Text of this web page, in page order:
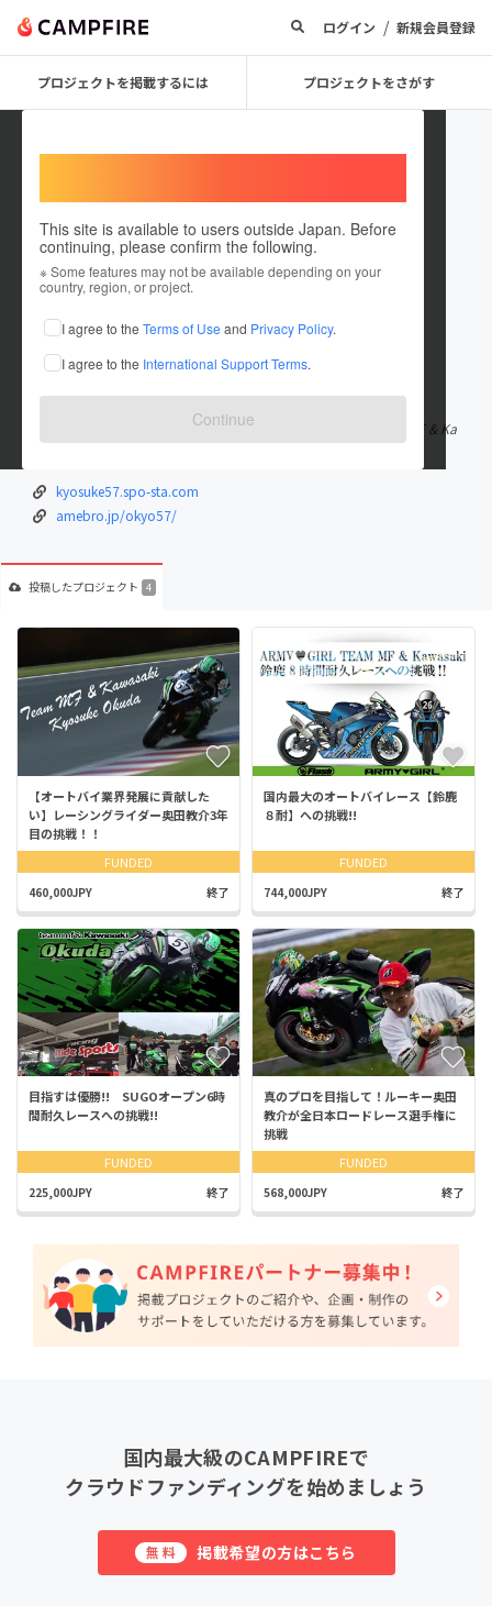
ログイン / 新規会員登録
プロジェクトを掲載するには プロジェクトをさがす
This site is available to users outside Japan. Before
continuing, please confirm the following.
※ Some features may not be available depending on your
country, region, or project.
I agree to the Terms of Use and Privacy Policy.
I agree to the International Support Terms.
Continue
kyosuke57
これまでに4件のプロジェクトを投稿しています
在住国：日本 現在地：千葉県
出身国：日本 出身地：千葉県
MFJ SUPERBIKE(全日本ロードレース選手権) ST600 #57 Team MF & Ka
wasaki 所属 レーシングライダー 24歳 千葉大学理学部所属
kyosuke57.spo-sta.com
amebro.jp/okyo57/
投稿したプロジェクト 4
【オートバイ業界発展に貢献した
い】レーシングライダー奥田教介3年
目の挑戦！！
FUNDED
460,000JPY 終了
国内最大のオートバイレース【鈴鹿
８耐】への挑戦!!
FUNDED
744,000JPY 終了
目指すは優勝!! SUGOオープン6時
間耐久レースへの挑戦!!
FUNDED
225,000JPY 終了
真のプロを目指して！ルーキー奥田
教介が全日本ロードレース選手権に
挑戦
FUNDED
568,000JPY 終了
国内最大級のCAMPFIREで
クラウドファンディングを始めましょう
無料 掲載希望の方はこちら